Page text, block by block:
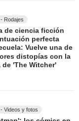
Rodajes
de ciencia ficción
perfecta
Vuelve una de
distopías con la
de 'The Witcher'
Videos y fotos